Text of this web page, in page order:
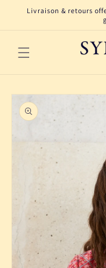
passer
Livraison & retours
Passer aux
informations
produits